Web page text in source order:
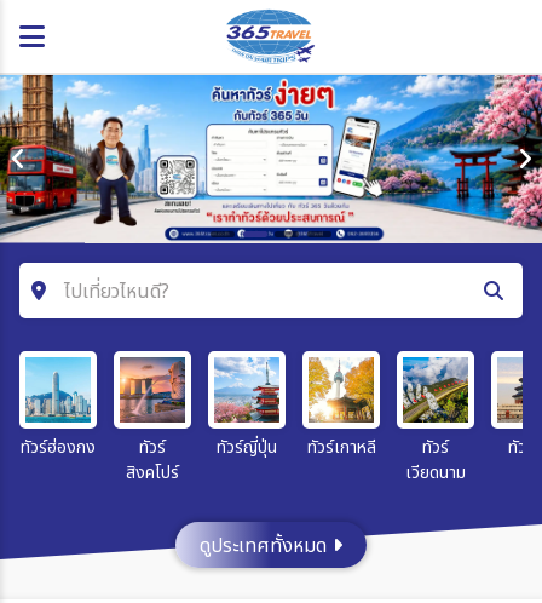
ไปเที่ยวไหนดี?
ค้นหาโปรแกรมทัวร์
คำค้นหา
ทัวร์ฮ่องกง
ทัวร์
สิงคโปร์
ทัวร์ญี่ปุ่น ทัวร์เกาหลี
ทัวร์
เวียดนาม
ทัวร์
ดูประเทศทั้งหมด